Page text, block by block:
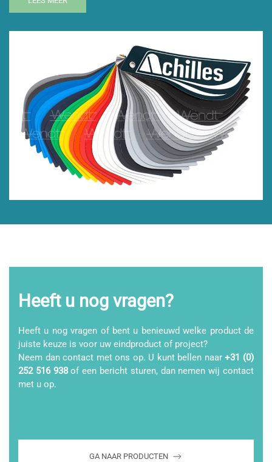
Heeft u nog vragen?
Heeft u nog vragen of bent u benieuwd welke product de
juiste keuze is voor uw eindproduct of project?
Neem dan contact met ons op. U kunt bellen naar+31 (0)
252 516 938 of een bericht sturen, dan nemen wij contact
met u op.
GA NAAR PRODUCTEN